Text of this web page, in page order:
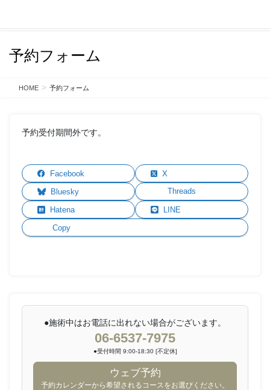
テ
ゲ
予約フォーム
HOME 予約フォーム
予約受付期間外です。
Facebook X
Bluesky Threads
Hatena LINE
Copy
●施術中はお電話に出れない場合がございます。
06-6537-7975
●受付時間 9:00-18:30 [不定休]
ウェブ予約
予約カレンダーから希望されるコースをお選びください。